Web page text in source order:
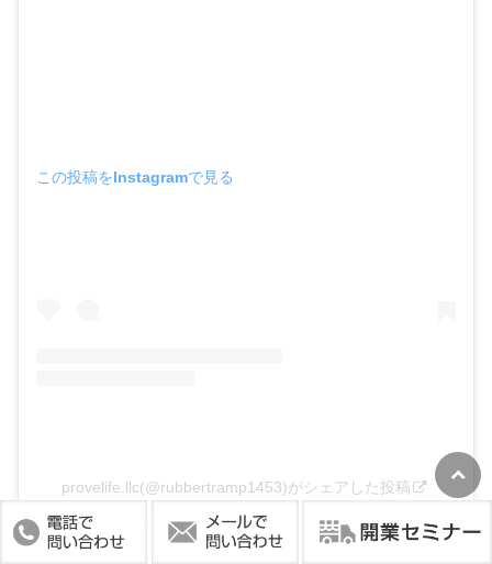
この投稿をInstagramで見る
provelife.llc(@rubbertramp1453)がシェアした投稿